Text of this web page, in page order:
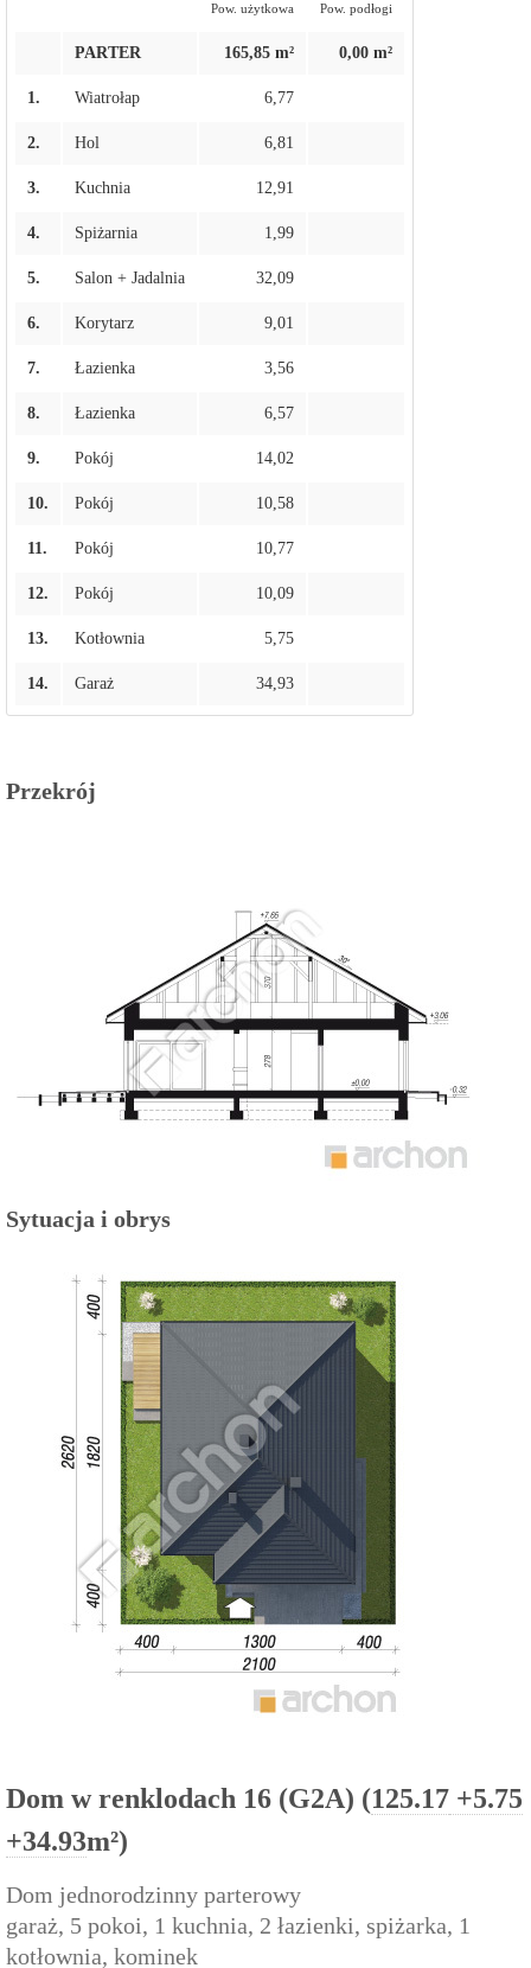
Pow. użytkowa Pow. podłogi
PARTER 165,85 m² 0,00 m²
1. Wiatrołap 6,77
2. Hol 6,81
3. Kuchnia 12,91
4. Spiżarnia 1,99
5. Salon + Jadalnia 32,09
6. Korytarz 9,01
7. Łazienka 3,56
8. Łazienka 6,57
9. Pokój 14,02
10. Pokój 10,58
11. Pokój 10,77
12. Pokój 10,09
13. Kotłownia 5,75
14. Garaż 34,93
Przekrój
Sytuacja i obrys
Dom w renklodach 16 (G2A) (125.17 +5.75
+34.93m²)
Dom jednorodzinny parterowy
garaż, 5 pokoi, 1 kuchnia, 2 łazienki, spiżarka, 1
kotłownia, kominek